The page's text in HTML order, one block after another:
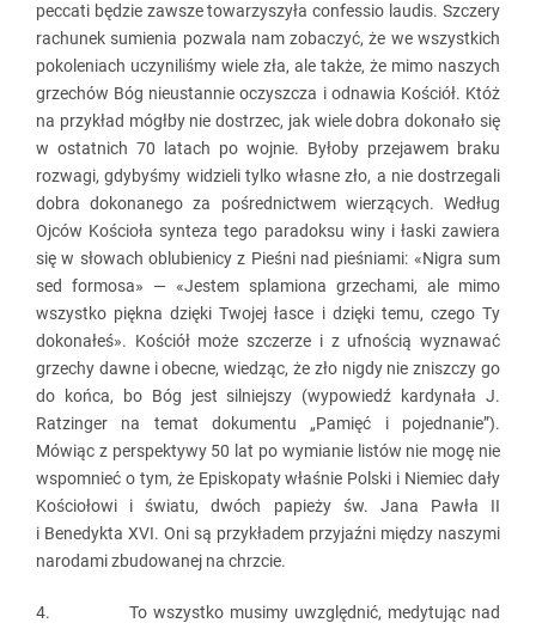
peccati będzie zawsze towarzyszyła confessio laudis. Szczery
rachunek sumienia pozwala nam zobaczyć, że we wszystkich
pokoleniach uczyniliśmy wiele zła, ale także, że mimo naszych
grzechów Bóg nieustannie oczyszcza i odnawia Kościół. Któż
na przykład mógłby nie dostrzec, jak wiele dobra dokonało się
w ostatnich 70 latach po wojnie. Byłoby przejawem braku
rozwagi, gdybyśmy widzieli tylko własne zło, a nie dostrzegali
dobra dokonanego za pośrednictwem wierzących. Według
Ojców Kościoła synteza tego paradoksu winy i łaski zawiera
się w słowach oblubienicy z Pieśni nad pieśniami: «Nigra sum
sed formosa» — «Jestem splamiona grzechami, ale mimo
wszystko piękna dzięki Twojej łasce i dzięki temu, czego Ty
dokonałeś». Kościół może szczerze i z ufnością wyznawać
grzechy dawne i obecne, wiedząc, że zło nigdy nie zniszczy go
do końca, bo Bóg jest silniejszy (wypowiedź kardynała J.
Ratzinger na temat dokumentu „Pamięć i pojednanie”).
Mówiąc z perspektywy 50 lat po wymianie listów nie mogę nie
wspomnieć o tym, że Episkopaty właśnie Polski i Niemiec dały
Kościołowi i światu, dwóch papieży św. Jana Pawła II
i Benedykta XVI. Oni są przykładem przyjaźni między naszymi
narodami zbudowanej na chrzcie.
4. To wszystko musimy uwzględnić, medytując nad